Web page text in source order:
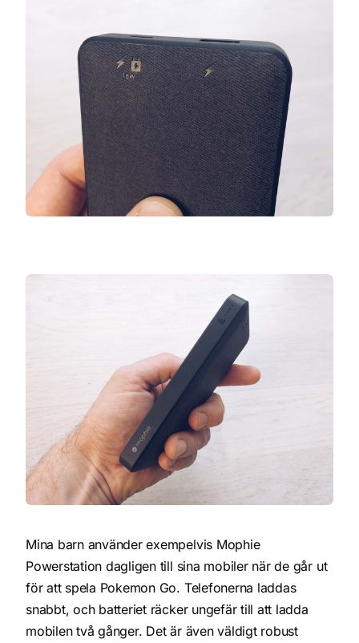
Mina barn använder exempelvis Mophie
Powerstation dagligen till sina mobiler när de går ut
för att spela Pokemon Go. Telefonerna laddas
snabbt, och batteriet räcker ungefär till att ladda
mobilen två gånger. Det är även väldigt robust